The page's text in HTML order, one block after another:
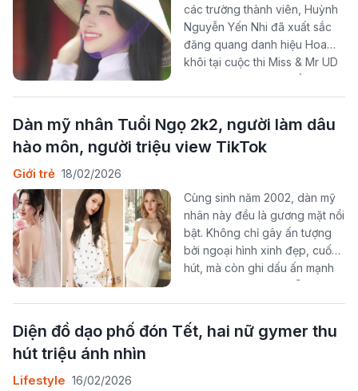
các trường thành viên, Huỳnh
Nguyễn Yến Nhi đã xuất sắc
đăng quang danh hiệu Hoa
khôi tại cuộc thi Miss & Mr UD
2024. Không chỉ gây ấn tượng
bởi nhan sắc ngọt ngào, nữ
sinh năm nhất còn chinh phục
ban giám khảo và khán giả
bằng sự tự tin, bản lĩnh cùng
Dàn mỹ nhân Tuổi Ngọ 2k2, người làm dâu
hào môn, người triệu view TikTok
Giới trẻ 18/02/2026
Cùng sinh năm 2002, dàn mỹ
nhân này đều là gương mặt nổi
bật. Không chỉ gây ấn tượng
bởi ngoại hình xinh đẹp, cuốn
hút, mà còn ghi dấu ấn mạnh
mẽ nhờ tài năng, sự nỗ lực và
thành công trong những lĩnh
vực riêng.
Diện đồ dạo phố đón Tết, hai nữ gymer thu
hút triệu ánh nhìn
Lifestyle 16/02/2026